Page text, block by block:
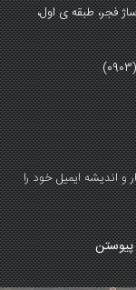
فجر، طبقه ی اول،
و اندیشه ایمیل خود را